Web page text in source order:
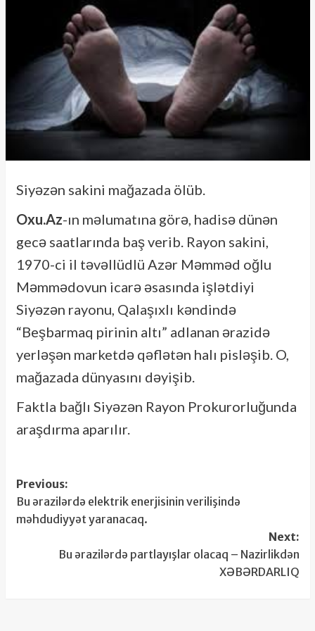
Siyəzən sakini mağazada ölüb.
Oxu.Az-ın məlumatına görə, hadisə dünən
gecə saatlarında baş verib. Rayon sakini,
1970-ci il təvəllüdlü Azər Məmməd oğlu
Məmmədovun icarə əsasında işlətdiyi
Siyəzən rayonu, Qalaşıxlı kəndində
“Beşbarmaq pirinin altı” adlanan ərazidə
yerləşən marketdə qəflətən halı pisləşib. O,
mağazada dünyasını dəyişib.
Faktla bağlı Siyəzən Rayon Prokurorluğunda
araşdırma aparılır.
Post
navigation
Previous:
Bu ərazilərdə elektrik enerjisinin verilişində
məhdudiyyət yaranacaq.
Next:
Bu ərazilərdə partlayışlar olacaq – Nazirlikdən
XƏBƏRDARLIQ